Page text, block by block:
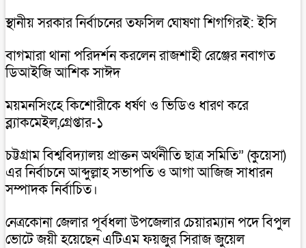
স্থানীয় সরকার নির্বাচনের তফসিল ঘোষণা শিগগিরই: ইসি
বাগমারা থানা পরিদর্শন করলেন রাজশাহী রেঞ্জের নবাগত
ডিআইজি আশিক সাঈদ
ময়মনসিংহে কিশোরীকে ধর্ষণ ও ভিডিও ধারণ করে
ব্ল্যাকমেইল,গ্রেপ্তার-১
চট্টগ্রাম বিশ্ববিদ্যালয় প্রাক্তন অর্থনীতি ছাত্র সমিতি” (কুয়েসা)
এর নির্বাচনে আব্দুল্লাহ সভাপতি ও আগা আজিজ সাধারন
সম্পাদক নির্বাচিত।
নেত্রকোনা জেলার পূর্বধলা উপজেলার চেয়ারম্যান পদে বিপুল
ভোটে জয়ী হয়েছেন এটিএম ফয়জুর সিরাজ জুয়েল